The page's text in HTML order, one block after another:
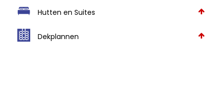
Hutten en Suites
Dekplannen